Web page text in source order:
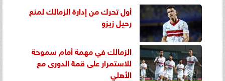
أول تحرك من إدارة الزمالك لمنع
رحيل زيزو
الزمالك في مهمة أمام سموحة
للاستمرار على قمة الدورى مع
الأهلي